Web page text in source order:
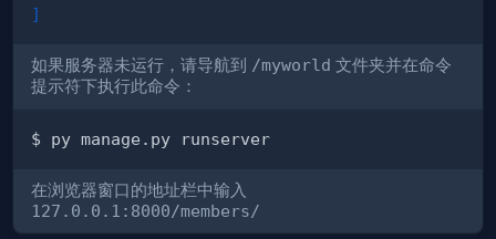
]
如果服务器未运行，请导航到 /myworld 文件夹并在命令
提示符下执行此命令：
在浏览器窗口的地址栏中输入
127.0.0.1:8000/members/